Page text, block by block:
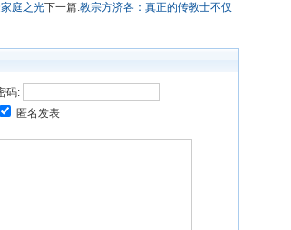
庭之光下一篇:教宗方济各：真正的传教士不仅
码:
匿名发表